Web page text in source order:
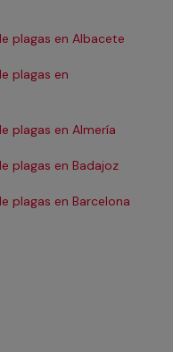
plagas en Albacete
plagas en
plagas en Almería
plagas en Badajoz
plagas en Barcelona